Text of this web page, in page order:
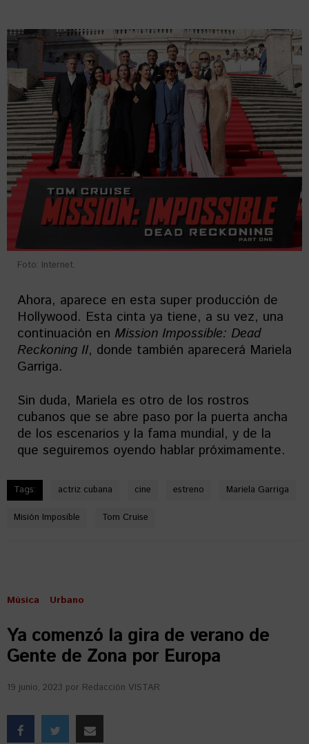
Foto: Internet.
Ahora, aparece en esta super producción de
Hollywood. Esta cinta ya tiene, a su vez, una
continuación en Mission Impossible: Dead
Reckoning II, donde también aparecerá Mariela
Garriga.
Sin duda, Mariela es otro de los rostros
cubanos que se abre paso por la puerta ancha
de los escenarios y la fama mundial, y de la
que seguiremos oyendo hablar próximamente.
Tags: actriz cubana cine estreno Mariela Garriga
Misión Imposible Tom Cruise
Música Urbano
Ya comenzó la gira de verano de
Gente de Zona por Europa
19 junio, 2023 por Redacción VISTAR